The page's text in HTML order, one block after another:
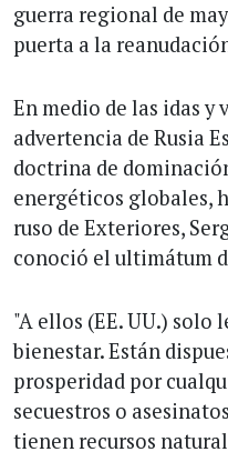
guerra regional de
puerta a la
En medio de las idas y
advertencia de Rusia
doctrina de
energéticos globales,
ruso de Exteriores,
conoció el ultimátum
"A ellos (EE. UU.) solo
bienestar. Están
prosperidad por
secuestros o
tienen recursos